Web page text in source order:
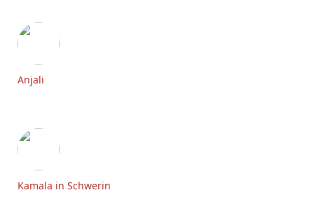
Anjali
Kamala in Schwerin